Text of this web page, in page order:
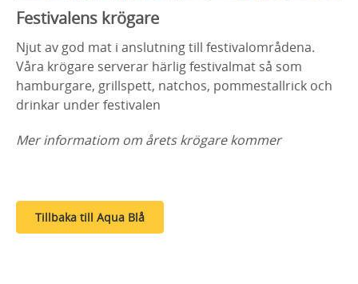
Festivalens krögare
Njut av god mat i anslutning till festivalområdena.
Våra krögare serverar härlig festivalmat så som
hamburgare, grillspett, natchos, pommestallrick och
drinkar under festivalen
Mer informatiom om årets krögare kommer
Tillbaka till Aqua Blå